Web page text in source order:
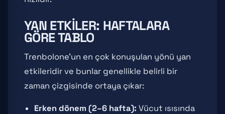
YAN ETKILER: HAFTALARA
GÖRE TABLO
Trenbolone'un en çok konuşulan yönü yan
etkileridir ve bunlar genellikle belirli bir
zaman çizgisinde ortaya çıkar:
Erken dönem (2–6 hafta): Vücut ısısında